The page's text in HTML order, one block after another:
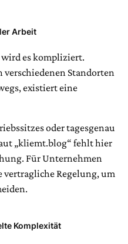
Arbeit
es kompliziert.
verschiedenen Standorten
existiert eine
oder tagesgenau
„kliemt.blog“ fehlt hier
Für Unternehmen
Regelung, um
Komplexität